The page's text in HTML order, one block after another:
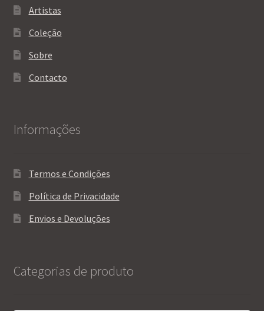
Artistas
Coleção
Sobre
Contacto
Informações
Termos e Condições
Política de Privacidade
Envios e Devoluções
Categorias de produto